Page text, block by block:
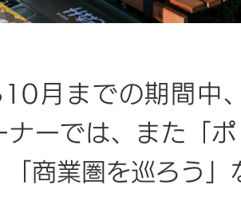
月までの期間中
ナーでは、また「
「商業圏を巡ろう